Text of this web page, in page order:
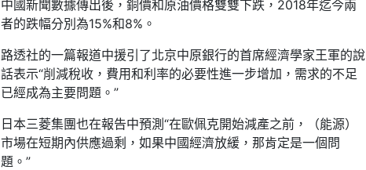
中國新聞數據傳出後，銅價和原油價格雙雙下跌，2018年迄今兩
者的跌幅分別為15%和8%。
路透社的一篇報道中援引了北京中原銀行的首席經濟學家王軍的說
話表示“削減稅收，費用和利率的必要性進一步增加，需求的不足
已經成為主要問題。”
日本三菱集團也在報告中預測“在歐佩克開始減產之前，（能源）
市場在短期內供應過剩，如果中國經濟放緩，那肯定是一個問
題。”